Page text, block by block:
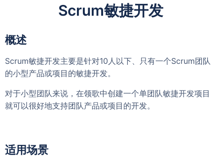
Scrum敏捷开发
概述
Scrum敏捷开发主要是针对10人以下、只有一个Scrum团队
的小型产品或项目的敏捷开发。
对于小型团队来说，在领歌中创建一个单团队敏捷开发项目
就可以很好地支持团队产品或项目的开发。
适用场景